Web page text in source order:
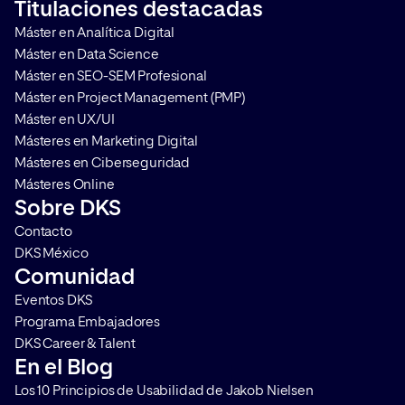
consentimiento. Te contamos
qué es Google Consent Mode […]
Titulaciones destacadas
Máster en Analítica Digital
Máster en Data Science
Máster en SEO-SEM Profesional
Máster en Project Management (PMP)
Máster en UX/UI
Másteres en Marketing Digital
Másteres en Ciberseguridad
Másteres Online
Sobre DKS
Contacto
DKS México
Comunidad
Eventos DKS
Programa Embajadores
DKS Career & Talent
En el Blog
Los 10 Principios de Usabilidad de Jakob Nielsen